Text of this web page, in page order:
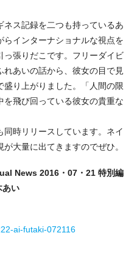
ス記録を二つも持っているあ
インターナショナルな視点を
張りだこです。フリーダイビ
れあいの話から、彼女の目で見
り上がりました。「人間の限
飛び回っている彼女の貴重な
時リリースしています。ネイ
大量に出てきますのでぜひ。
News 2016・07・21 特別編
あい
ai-futaki-072116